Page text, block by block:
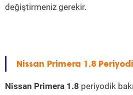
değiştirmeniz gerekir.
Nissan Primera 1.8
Nissan Primera 1.8 periyodik